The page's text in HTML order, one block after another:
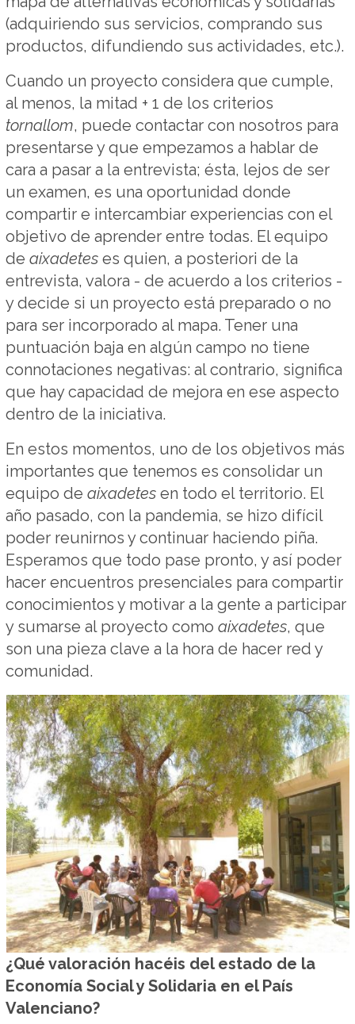
(adquiriendo sus servicios, comprando sus
productos, difundiendo sus actividades, etc.).
Cuando un proyecto considera que cumple,
al menos, la mitad + 1 de los criterios
tornallom, puede contactar con nosotros para
presentarse y que empezamos a hablar de
cara a pasar a la entrevista; ésta, lejos de ser
un examen, es una oportunidad donde
compartir e intercambiar experiencias con el
objetivo de aprender entre todas. El equipo
deaixadetes es quien, a posteriori de la
entrevista, valora - de acuerdo a los criterios -
y decide si un proyecto está preparado o no
para ser incorporado al mapa. Tener una
puntuación baja en algún campo no tiene
connotaciones negativas: al contrario, significa
que hay capacidad de mejora en ese aspecto
dentro de la iniciativa.
En estos momentos, uno de los objetivos más
importantes que tenemos es consolidar un
equipo deaixadetes en todo el territorio. El
año pasado, con la pandemia, se hizo difícil
poder reunirnos y continuar haciendo piña.
Esperamos que todo pase pronto, y así poder
hacer encuentros presenciales para compartir
conocimientos y motivar a la gente a participar
y sumarse al proyecto comoaixadetes, que
son una pieza clave a la hora de hacer red y
comunidad.
¿Qué valoración hacéis del estado de la
Economía Social y Solidaria en el País
Valenciano?